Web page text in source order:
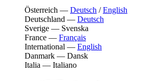
Österreich — Deutsch /English
Deutschland — Deutsch
Sverige — Svenska
France — Français
International — English
Danmark — Dansk
Italia — Italiano